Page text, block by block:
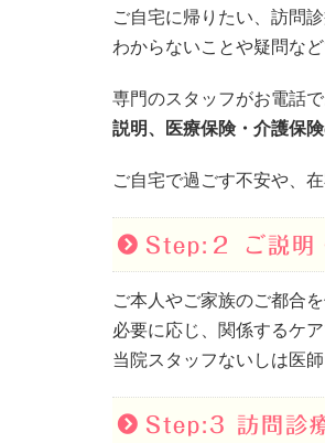
ご自宅に帰りたい、訪問
わからないことや疑問な
専門のスタッフがお電話
説明、医療保険・介護保
ご自宅で過ごす不安や、
Step:２ ご説明
ご本人やご家族のご都合を
必要に応じ、関係するケ
当院スタッフないしは医師
Step:3 訪問診